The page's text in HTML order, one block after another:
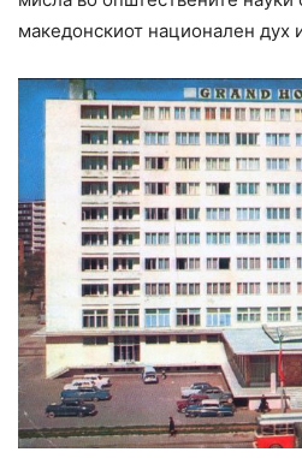
македонскиот национален дух